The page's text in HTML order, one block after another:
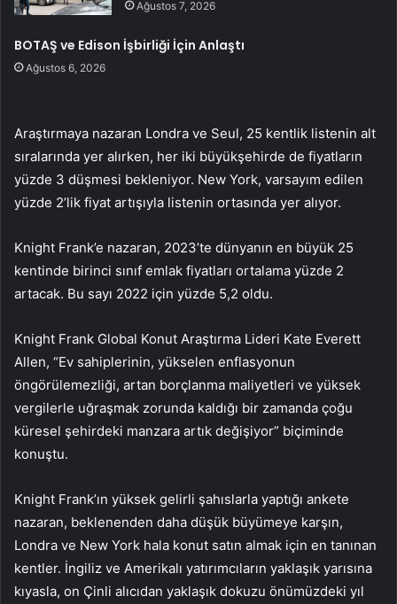
Ağustos 7, 2026
BOTAŞ ve Edison İşbirliği İçin Anlaştı
Ağustos 6, 2026
Araştırmaya nazaran Londra ve Seul, 25 kentlik listenin alt
sıralarında yer alırken, her iki büyükşehirde de fiyatların
yüzde 3 düşmesi bekleniyor. New York, varsayım edilen
yüzde 2’lik fiyat artışıyla listenin ortasında yer alıyor.
Knight Frank’e nazaran, 2023’te dünyanın en büyük 25
kentinde birinci sınıf emlak fiyatları ortalama yüzde 2
artacak. Bu sayı 2022 için yüzde 5,2 oldu.
Knight Frank Global Konut Araştırma Lideri Kate Everett
Allen, “Ev sahiplerinin, yükselen enflasyonun
öngörülemezliği, artan borçlanma maliyetleri ve yüksek
vergilerle uğraşmak zorunda kaldığı bir zamanda çoğu
küresel şehirdeki manzara artık değişiyor” biçiminde
konuştu.
Knight Frank’ın yüksek gelirli şahıslarla yaptığı ankete
nazaran, beklenenden daha düşük büyümeye karşın,
Londra ve New York hala konut satın almak için en tanınan
kentler. İngiliz ve Amerikalı yatırımcıların yaklaşık yarısına
kıyasla, on Çinli alıcıdan yaklaşık dokuzu önümüzdeki yıl